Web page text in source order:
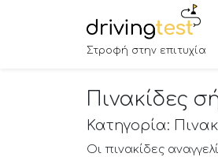
Στροφή στην επιτυχία
Πινακίδες
Κατηγορία:
Οι πινακίδες